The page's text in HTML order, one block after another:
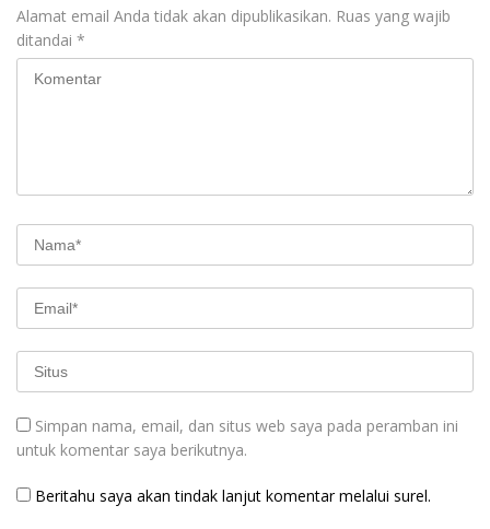
Alamat email Anda tidak akan dipublikasikan. Ruas yang wajib
ditandai *
Simpan nama, email, dan situs web saya pada peramban ini
untuk komentar saya berikutnya.
Beritahu saya akan tindak lanjut komentar melalui surel.